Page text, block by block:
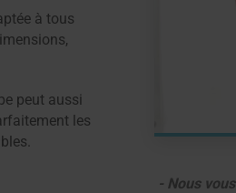
à tous
peut aussi
les
- Nous